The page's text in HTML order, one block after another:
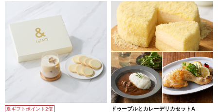
夏ギフトポイント2倍 ドゥーブルとカレーデリカセットA